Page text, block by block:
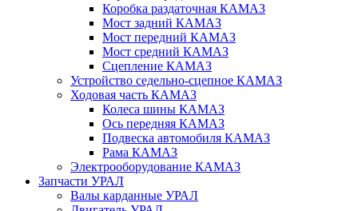
Коробка раздаточная КАМАЗ
Мост задний КАМАЗ
Мост передний КАМАЗ
Мост средний КАМАЗ
Сцепление КАМАЗ
Устройство седельно-сцепное КАМАЗ
Ходовая часть КАМАЗ
Колеса шины КАМАЗ
Ось передняя КАМАЗ
Подвеска автомобиля КАМАЗ
Рама КАМАЗ
Электрооборудование КАМАЗ
Запчасти УРАЛ
Валы карданные УРАЛ